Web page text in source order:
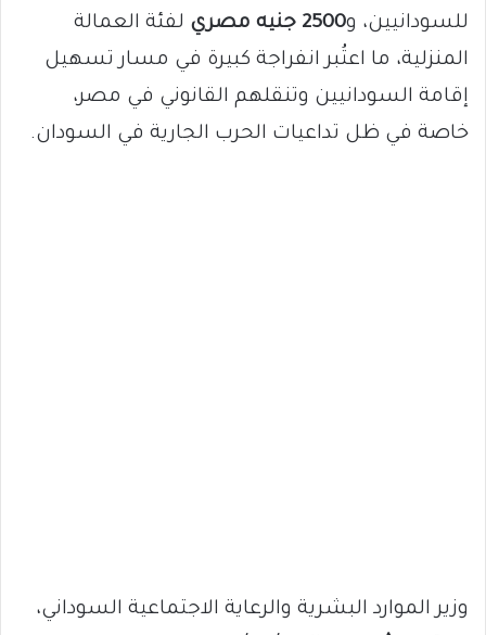
للسودانيين، و2500 جنيه مصري
لفئة العمالة
المنزلية، ما اعتُبر انفراجة كبيرة في مسار تسهيل
إقامة السودانيين وتنقلهم القانوني في مصر،
خاصة في ظل تداعيات الحرب الجارية في السودان.
وزير الموارد البشرية والرعاية الاجتماعية السوداني،